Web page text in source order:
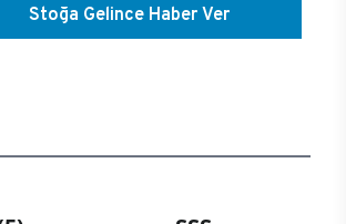
Stoğa Gelince Haber Ver